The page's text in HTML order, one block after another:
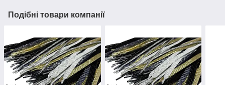
Подібні товари компанії